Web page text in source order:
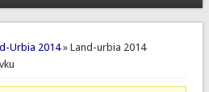
Urbia 2014» Land-urbia 2014